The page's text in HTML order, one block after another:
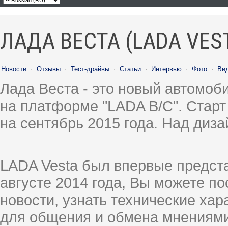
ЛАДА ВЕСТА (LADA
Новости · Отзывы · Тест-драйвы · Статьи · Интервью · Фото ·
Лада Веста - это новый
на платформе "LADA B/C".
на сентябрь 2015 года. Над
LADA Vesta был впервые
августе 2014 года, Вы можете
новости, узнать технические
для общения и обмена